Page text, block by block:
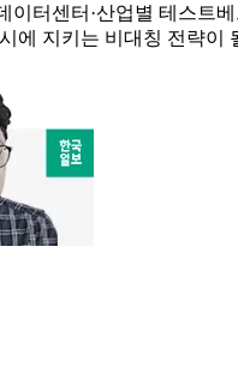
터센터·산업별 테스트
에 지키는 비대칭 전략이